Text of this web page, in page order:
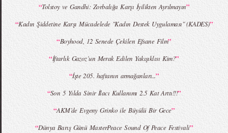
MBFWI - Giray Sepin 2015 Yaz Koleksiyonu MBFWI - Burçe Bekrek 2015 Yaz Koleksiyonu
“Tolstoy ve Gandhi: Zorbalığa Karşı İyilikten Ayrılmayın”
“Kadın Şiddetine Karşı Mücadelede "Kadın Destek Uygulaması" (KADES)”
“Boyhood, 12 Senede Çekilen Efsane Film”
“İftarlık Gazoz’un Merak Edilen Yakışıklısı Kim?”
“İşte 205. haftanın armağanları...”
“Son 5 Yılda Sinir İlacı Kullanımı 2.5 Kat Arttı!!!”
“AKM’de Evgeny Grinko ile Büyülü Bir Gece”
“Dünya Barış Günü MasterPeace Sound Of Peace Festivali”